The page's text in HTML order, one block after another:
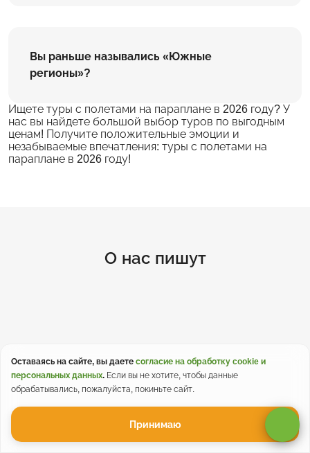
Вы раньше назывались «Южные
регионы»?
Ищете туры с полетами на параплане в 2026 году? У
нас вы найдете большой выбор туров по выгодным
ценам! Получите положительные эмоции и
незабываемые впечатления: туры с полетами на
параплане в 2026 году!
О нас пишут
Оставаясь на сайте, вы даете согласие на обработку cookie и
персональных данных. Если вы не хотите, чтобы данные
обрабатывались, пожалуйста, покиньте сайт.
Принимаю